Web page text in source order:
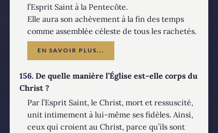
l’Esprit Saint à la Pentecôte.
Elle aura son achèvement à la fin des temps
comme assemblée céleste de tous les rachetés.
EN SAVOIR PLUS...
156. De quelle manière l’Église est-elle corps du
Christ ?
Par l’Esprit Saint, le Christ, mort et ressuscité,
unit intimement à lui-même ses fidèles. Ainsi,
ceux qui croient au Christ, parce qu’ils sont